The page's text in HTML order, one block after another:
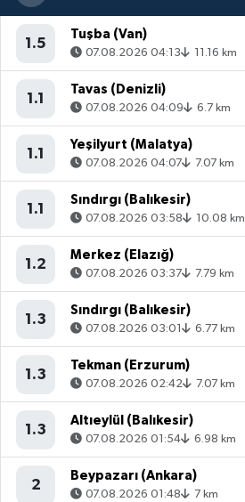
1.5
Tuşba (Van)
07.08.2026 04:13 11.16 km
1.1
Tavas (Denizli)
07.08.2026 04:09 6.7 km
1.1
Yeşilyurt (Malatya)
07.08.2026 04:07 7.07 km
1.1
Sındırgı (Balıkesir)
07.08.2026 03:58 10.08 km
1.2
Merkez (Elazığ)
07.08.2026 03:37 7.79 km
1.3
Sındırgı (Balıkesir)
07.08.2026 03:01 6.77 km
1.3
Tekman (Erzurum)
07.08.2026 02:42 7.07 km
1.3
Altıeylül (Balıkesir)
07.08.2026 01:54 6.98 km
2
Beypazarı (Ankara)
07.08.2026 01:48 7 km